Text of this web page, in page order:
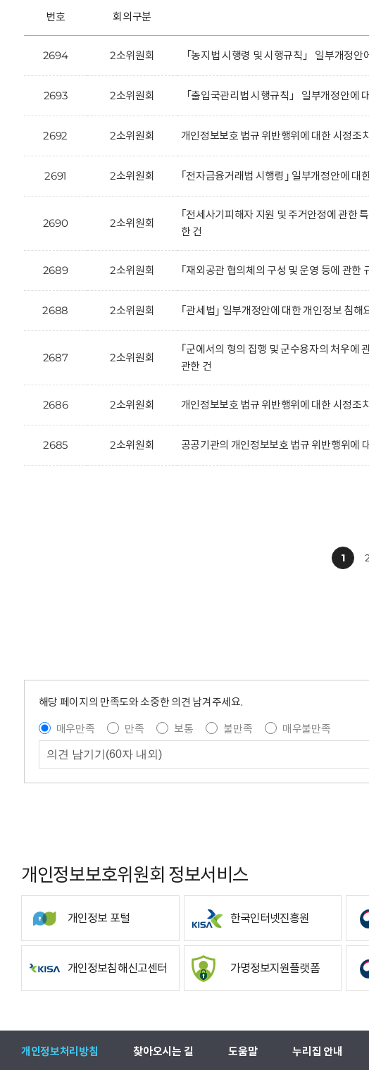
번호 회의구분
2694 2소위원회 「농지법 시행령 및 시행규칙」 일부개정
2693 2소위원회 「출입국관리법 시행규칙」 일부개정안에
2692 2소위원회 개인정보보호 법규 위반행위에 대한 시정조
2691 2소위원회 ｢전자금융거래법 시행령｣ 일부개정안에 대
2690 2소위원회
｢전세사기피해자 지원 및 주거안정에 관한
한 건
2689 2소위원회 ｢재외공관 협의체의 구성 및 운영 등에 관한
2688 2소위원회 ｢관세법｣ 일부개정안에 대한 개인정보 침해
2687 2소위원회
｢군에서의 형의 집행 및 군수용자의 처우에
관한 건
2686 2소위원회 개인정보보호 법규 위반행위에 대한 시정
2685 2소위원회 공공기관의 개인정보보호 법규 위반행위에
1
해당 페이지의 만족도와 소중한 의견 남겨주세요.
매우만족
만족 보통 불만족
매우불만족
개인정보보호위원회 정보서비스
개인정보 포털 한국인터넷진흥원
개인정보침해신고센터 가명정보지원플랫폼
개인정보처리방침 찾아오시는 길 도움말 누리집 안내